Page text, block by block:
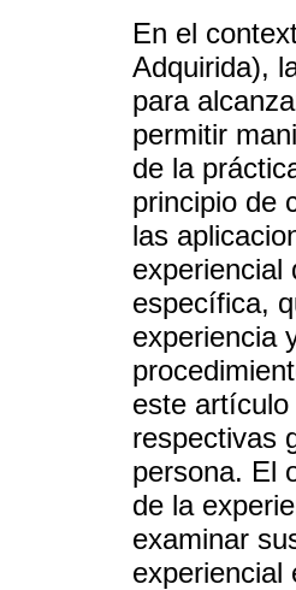
En el
Adquirida),
para
permitir
de la
principio de
las
experiencial
específica,
experiencia
este
respectivas
persona. El
de la
examinar
experiencial